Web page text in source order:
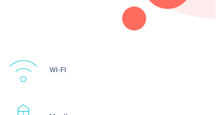
WI-FI